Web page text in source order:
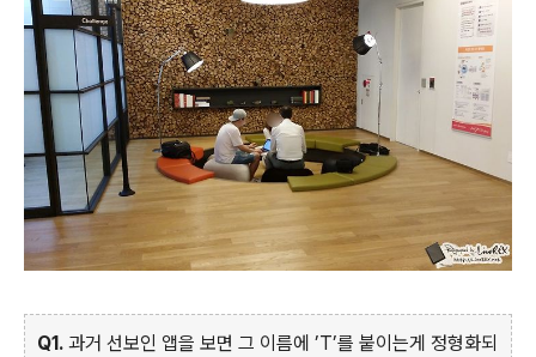
Q1. 과거 선보인 앱을 보면 그 이름에 ’T’를 붙이는게 정형화되